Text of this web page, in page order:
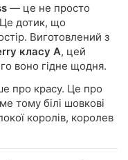
— це не просто
дотик, що
Виготовлений з
класу А, цей
воно гідне щодня.
про красу. Це про
тому білі шовкові
королів, королев